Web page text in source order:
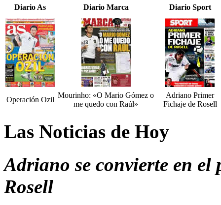
Diario As Diario Marca Diario Sport
Operación Ozil
Mourinho: «O Mario Gómez o
me quedo con Raúl»
Adriano Primer
Fichaje de Rosell
Las Noticias de Hoy
Adriano se convierte en
Rosell